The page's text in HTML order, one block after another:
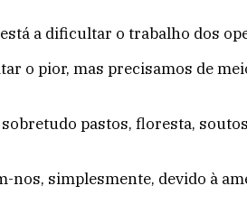
a dificultar o trabalho dos
o pior, mas precisamos de
pastos, floresta,
simplesmente, devido à